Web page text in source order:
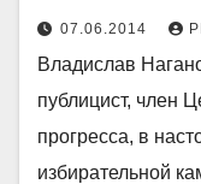
07.06.2014
Владислав
публицист, член
прогресса, в
избирательной